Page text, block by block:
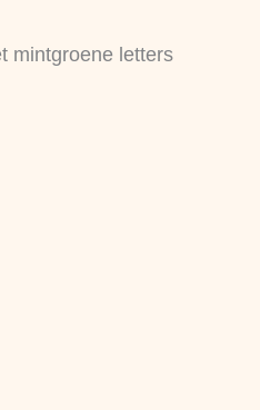
mintgroene letters